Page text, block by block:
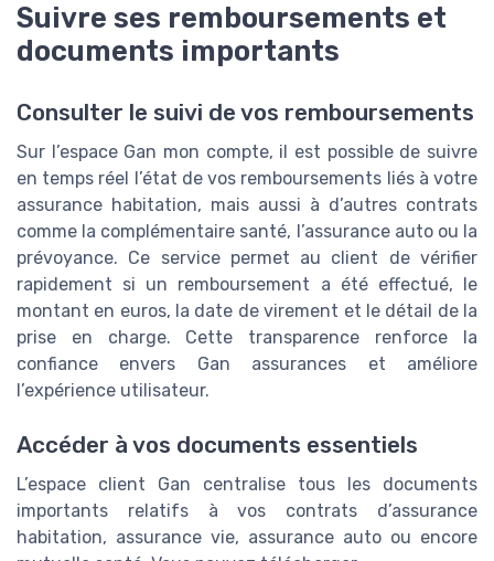
Suivre ses remboursements et
documents importants
Consulter le suivi de vos remboursements
Sur l’espace Gan mon compte, il est possible de suivre
en temps réel l’état de vos remboursements liés à votre
assurance habitation, mais aussi à d’autres contrats
comme la complémentaire santé, l’assurance auto ou la
prévoyance. Ce service permet au client de vérifier
rapidement si un remboursement a été effectué, le
montant en euros, la date de virement et le détail de la
prise en charge. Cette transparence renforce la
confiance envers Gan assurances et améliore
l’expérience utilisateur.
Accéder à vos documents essentiels
L’espace client Gan centralise tous les documents
importants relatifs à vos contrats d’assurance
habitation, assurance vie, assurance auto ou encore